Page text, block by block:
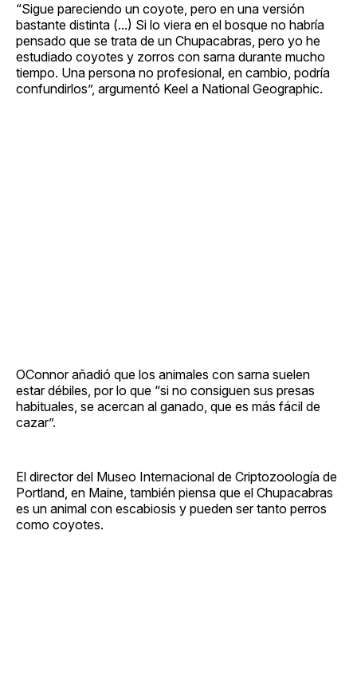
“Sigue pareciendo un coyote, pero en una versión
bastante distinta (...) Si lo viera en el bosque no habría
pensado que se trata de un Chupacabras, pero yo he
estudiado coyotes y zorros con sarna durante mucho
tiempo. Una persona no profesional, en cambio, podría
confundirlos”, argumentó Keel a National Geographic.
OConnor añadió que los animales con sarna suelen
estar débiles, por lo que “si no consiguen sus presas
habituales, se acercan al ganado, que es más fácil de
cazar”.
El director del Museo Internacional de Criptozoología de
Portland, en Maine, también piensa que el Chupacabras
es un animal con escabiosis y pueden ser tanto perros
como coyotes.